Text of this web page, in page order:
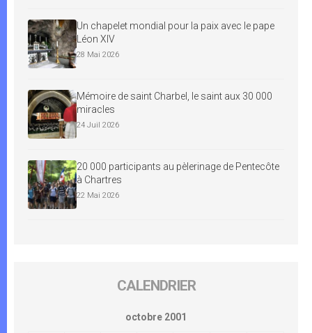
Un chapelet mondial pour la paix avec le pape
Léon XIV
28 Mai 2026
Mémoire de saint Charbel, le saint aux 30 000
miracles
24 Juil 2026
20 000 participants au pèlerinage de Pentecôte
à Chartres
22 Mai 2026
CALENDRIER
octobre 2001